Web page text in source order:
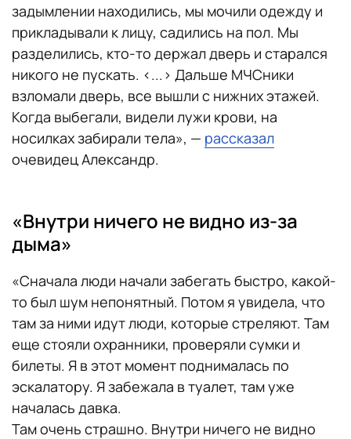
задымлении находились, мы мочили одежду и
прикладывали к лицу, садились на пол. Мы
разделились, кто-то держал дверь и старался
никого не пускать. <...> Дальше МЧСники
взломали дверь, все вышли с нижних этажей.
Когда выбегали, видели лужи крови, на
носилках забирали тела», — рассказал
очевидец Александр.
«Внутри ничего не видно из-за
дыма»
«Сначала люди начали забегать быстро, какой-
то был шум непонятный. Потом я увидела, что
там за ними идут люди, которые стреляют. Там
еще стояли охранники, проверяли сумки и
билеты. Я в этот момент поднималась по
эскалатору. Я забежала в туалет, там уже
началась давка.
Там очень страшно. Внутри ничего не видно